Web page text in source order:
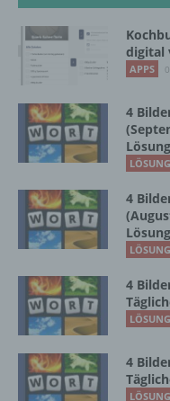
digital
APPS
4
4
4
4
Zahlreiche
Cookies. Viele
Cookie-ID. Eine
Kennung des
Server dem
werden können, in
wurde. Dies
Internetseiten und
Browser der
Internetbrowsern,
zu unterscheiden.
kann über die
und identifiziert
Durch den Einsatz
dieser Internetseite
bereitstellen, die
Mittels eines